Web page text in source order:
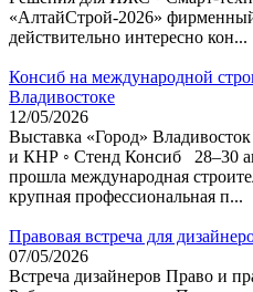
«АлтайСтрой-2026»
действительно интересно кон...
Консиб на международной
Владивостоке
12/05/2026
Выставка «Город»
и КНР ◦ Стенд Консиб 28–30
прошла международная
крупная профессиональная п...
Правовая встреча для
07/05/2026
Встреча дизайнеров Право и